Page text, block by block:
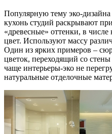
Популярную тему эко-
кухонь студий раскрывают
«древесные» оттенки, в
цвет. Используют массу
Один из ярких примеров –
цветок, переходящий со
чаще интерьеры-эко не
натуральные отделочные